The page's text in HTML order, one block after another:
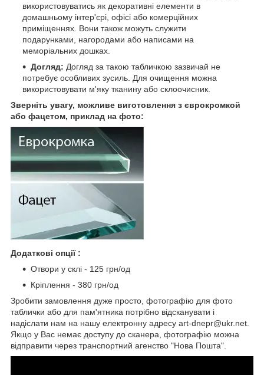
використовуватись як декоративні елементи в
домашньому інтер'єрі, офісі або комерційних
приміщеннях. Вони також можуть служити
подарунками, нагородами або написами на
меморіальних дошках.
Догляд: Догляд за такою табличкою зазвичай не
потребує особливих зусиль. Для очищення можна
використовувати м'яку тканину або склоочисник.
Зверніть увагу, можливе виготовлення з єврокромкой
або фацетом, приклад на фото:
Додаткові опції :
Отвори у склі - 125 грн/од
Кріплення - 380 грн/од
Зробити замовлення дуже просто, фотографію для фото
таблички або для пам'ятника потрібно відсканувати і
надіслати нам на нашу електронну адресу art-dnepr@ukr.net.
Якщо у Вас немає доступу до сканера, фотографію можна
відправити через транспортний агенство "Нова Пошта".